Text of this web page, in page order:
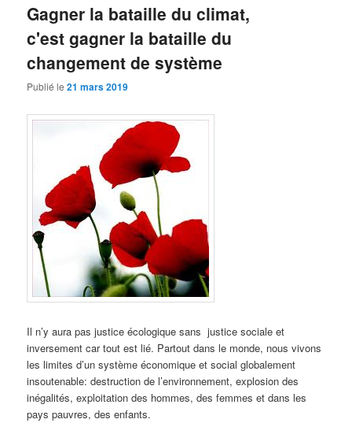
Gagner la bataille du climat,
c'est gagner la bataille du
changement de système
Publié le21 mars 2019
Il n’y aura pas justice écologique sans justice sociale et
inversement car tout est lié. Partout dans le monde, nous vivons
les limites d’un système économique et social globalement
insoutenable: destruction de l’environnement, explosion des
inégalités, exploitation des hommes, des femmes et dans les
pays pauvres, des enfants.